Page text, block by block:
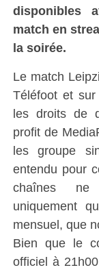
disponibles
match en
la soirée.
Le match
Téléfoot et
les droits de
profit de
les groupe
entendu pour
chaînes ne
uniquement
mensuel, que
Bien que le
officiel à